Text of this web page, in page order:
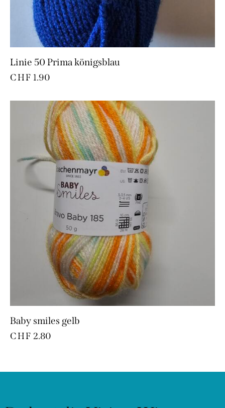
Linie 50 Prima königsblau
CHF 1.90
Baby smiles gelb
CHF 2.80